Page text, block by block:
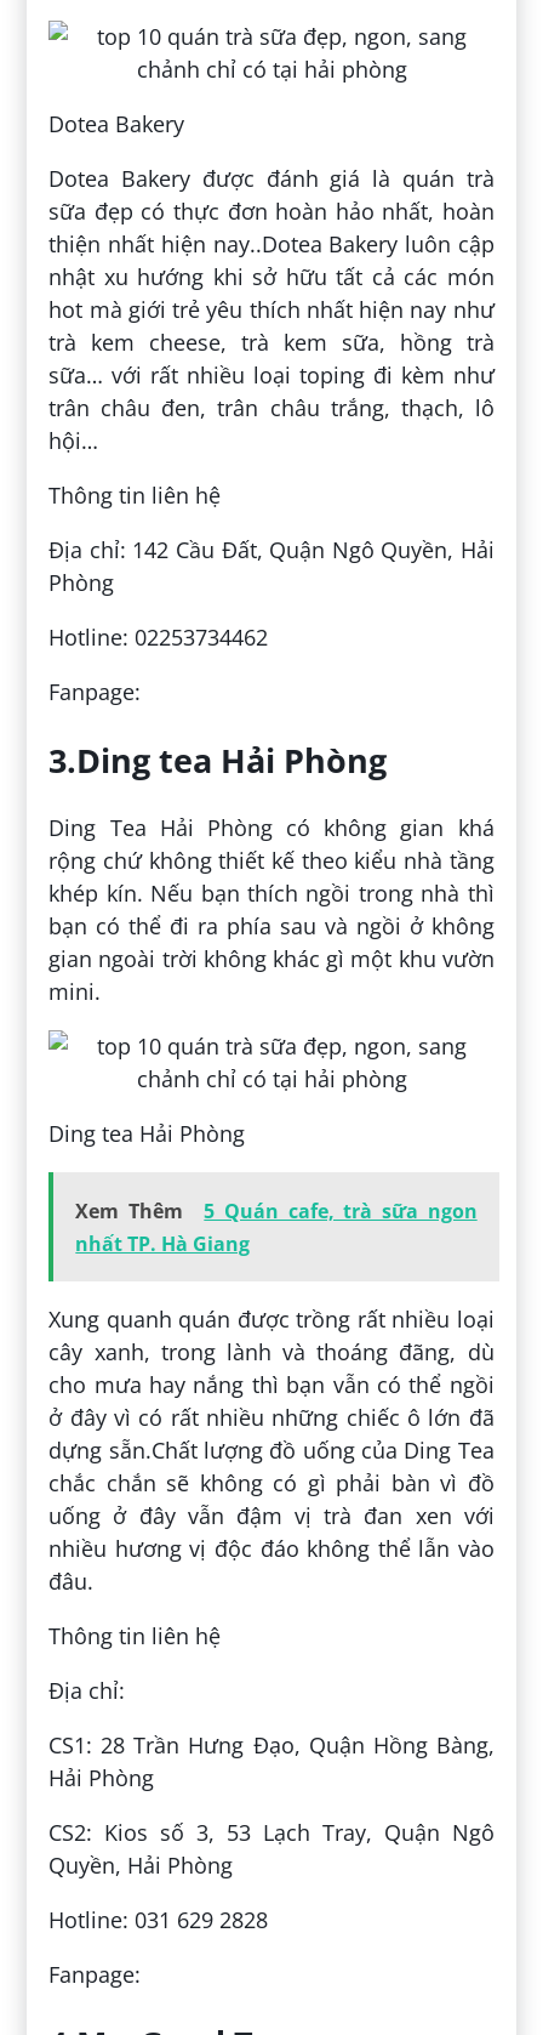
Dotea Bakery
Dotea Bakery được đánh giá là quán trà
sữa đẹp có thực đơn hoàn hảo nhất, hoàn
thiện nhất hiện nay..Dotea Bakery luôn cập
nhật xu hướng khi sở hữu tất cả các món
hot mà giới trẻ yêu thích nhất hiện nay như
trà kem cheese, trà kem sữa, hồng trà
sữa… với rất nhiều loại toping đi kèm như
trân châu đen, trân châu trắng, thạch, lô
hội…
Thông tin liên hệ
Địa chỉ: 142 Cầu Đất, Quận Ngô Quyền, Hải
Phòng
Hotline: 02253734462
Fanpage:
3.Ding tea Hải Phòng
Ding Tea Hải Phòng có không gian khá
rộng chứ không thiết kế theo kiểu nhà tầng
khép kín. Nếu bạn thích ngồi trong nhà thì
bạn có thể đi ra phía sau và ngồi ở không
gian ngoài trời không khác gì một khu vườn
mini.
Ding tea Hải Phòng
Xem Thêm
5 Quán cafe, trà sữa ngon
nhất TP. Hà Giang
Xung quanh quán được trồng rất nhiều loại
cây xanh, trong lành và thoáng đãng, dù
cho mưa hay nắng thì bạn vẫn có thể ngồi
ở đây vì có rất nhiều những chiếc ô lớn đã
dựng sẵn.Chất lượng đồ uống của Ding Tea
chắc chắn sẽ không có gì phải bàn vì đồ
uống ở đây vẫn đậm vị trà đan xen với
nhiều hương vị độc đáo không thể lẫn vào
đâu.
Thông tin liên hệ
Địa chỉ:
CS1: 28 Trần Hưng Đạo, Quận Hồng Bàng,
Hải Phòng
CS2: Kios số 3, 53 Lạch Tray, Quận Ngô
Quyền, Hải Phòng
Hotline: 031 629 2828
Fanpage: